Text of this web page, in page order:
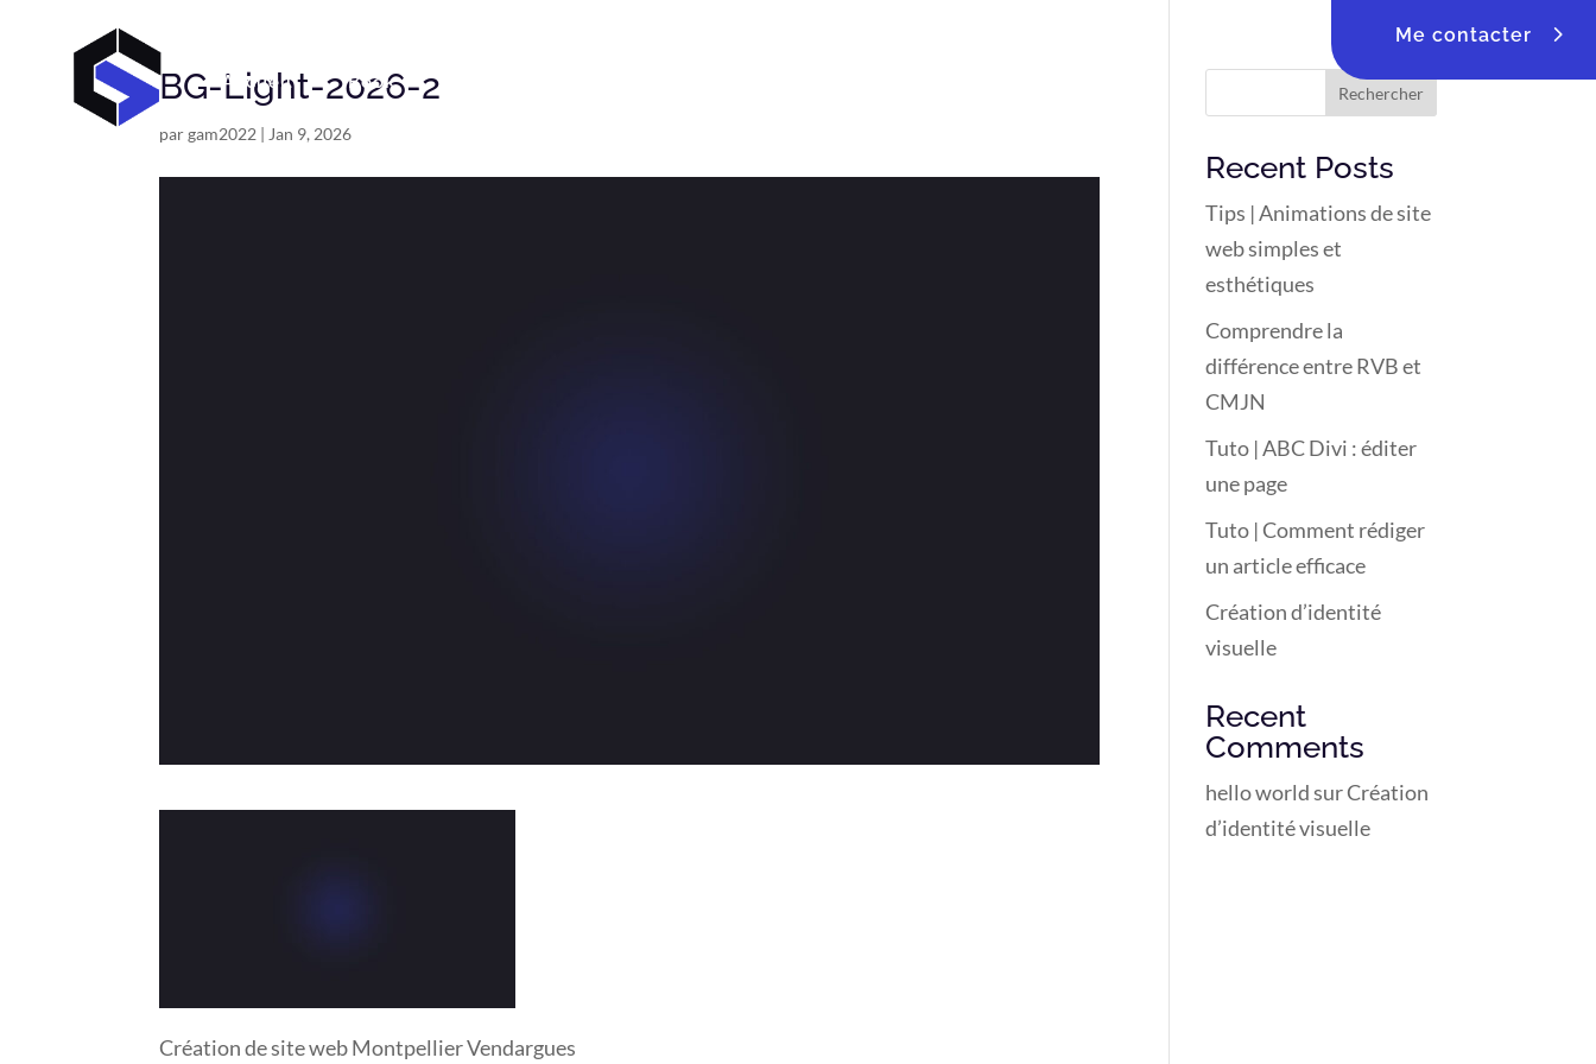
Accueil Book
Me contacter
BG-Light-2026-2
pargam2022 | Jan 9, 2026
Création de site web Montpellier Vendargues
Rechercher
Recent Posts
Tips | Animations de site
web simples et
esthétiques
Comprendre la
différence entre RVB et
CMJN
Tuto | ABC Divi : éditer
une page
Tuto | Comment rédiger
un article efficace
Création d’identité
visuelle
Recent
Comments
hello worldsurCréation
d’identité visuelle